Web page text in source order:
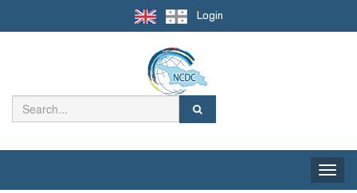
Login
Toggle